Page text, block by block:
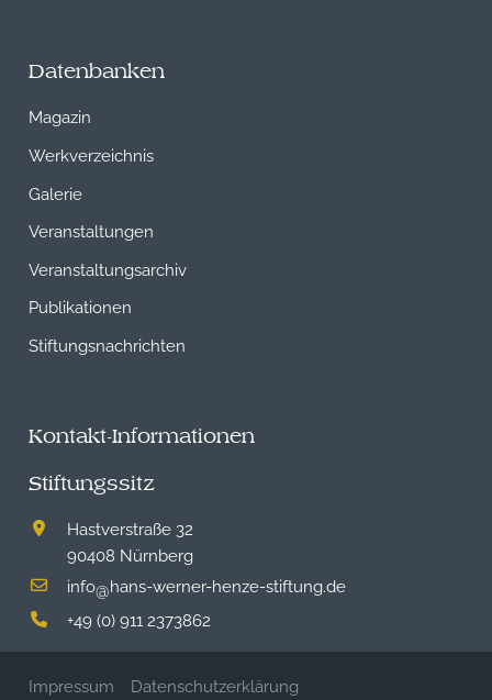
Datenbanken
Magazin
Werkverzeichnis
Galerie
Veranstaltungen
Veranstaltungsarchiv
Publikationen
Stiftungsnachrichten
Kontakt-Informationen
Stiftungssitz
Hastverstraße 32
90408 Nürnberg
info@hans-werner-henze-stiftung.de
+49 (0) 911 2373862
Impressum Datenschutzerklärung